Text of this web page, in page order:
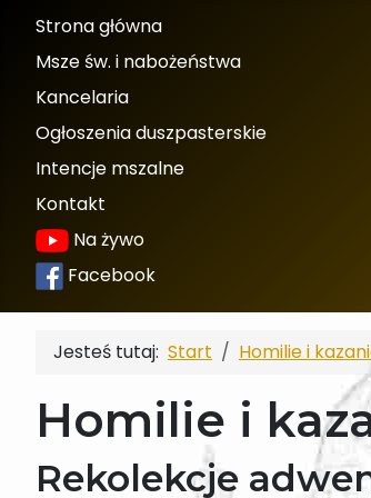
Strona główna
Msze św. i nabożeństwa
Kancelaria
Ogłoszenia duszpasterskie
Intencje mszalne
Kontakt
Na żywo
Facebook
Jesteś tutaj: Start Homilie i
Homilie i
Rekolekcje